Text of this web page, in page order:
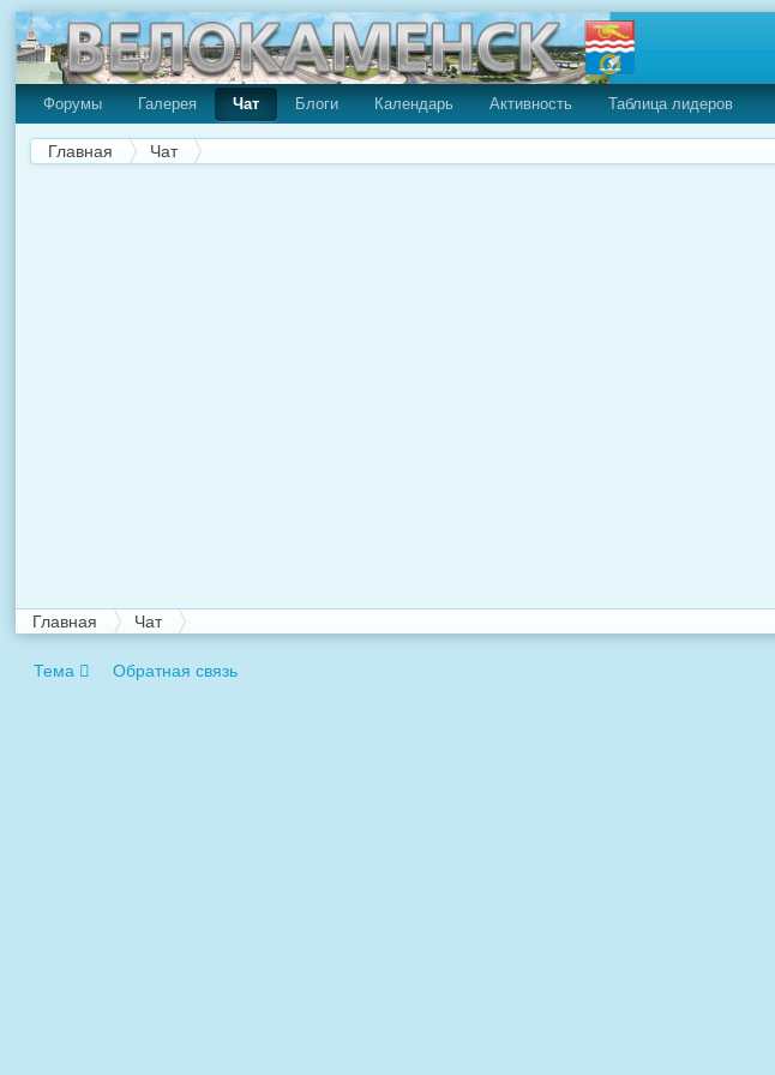
Форумы Галерея Чат Блоги Календарь Активность Таблица лидеров
Главная Чат
Главная Чат
Тема Обратная связь